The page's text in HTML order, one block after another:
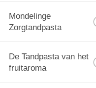
Mondelinge
Zorgtandpasta
De Tandpasta van het
fruitaroma